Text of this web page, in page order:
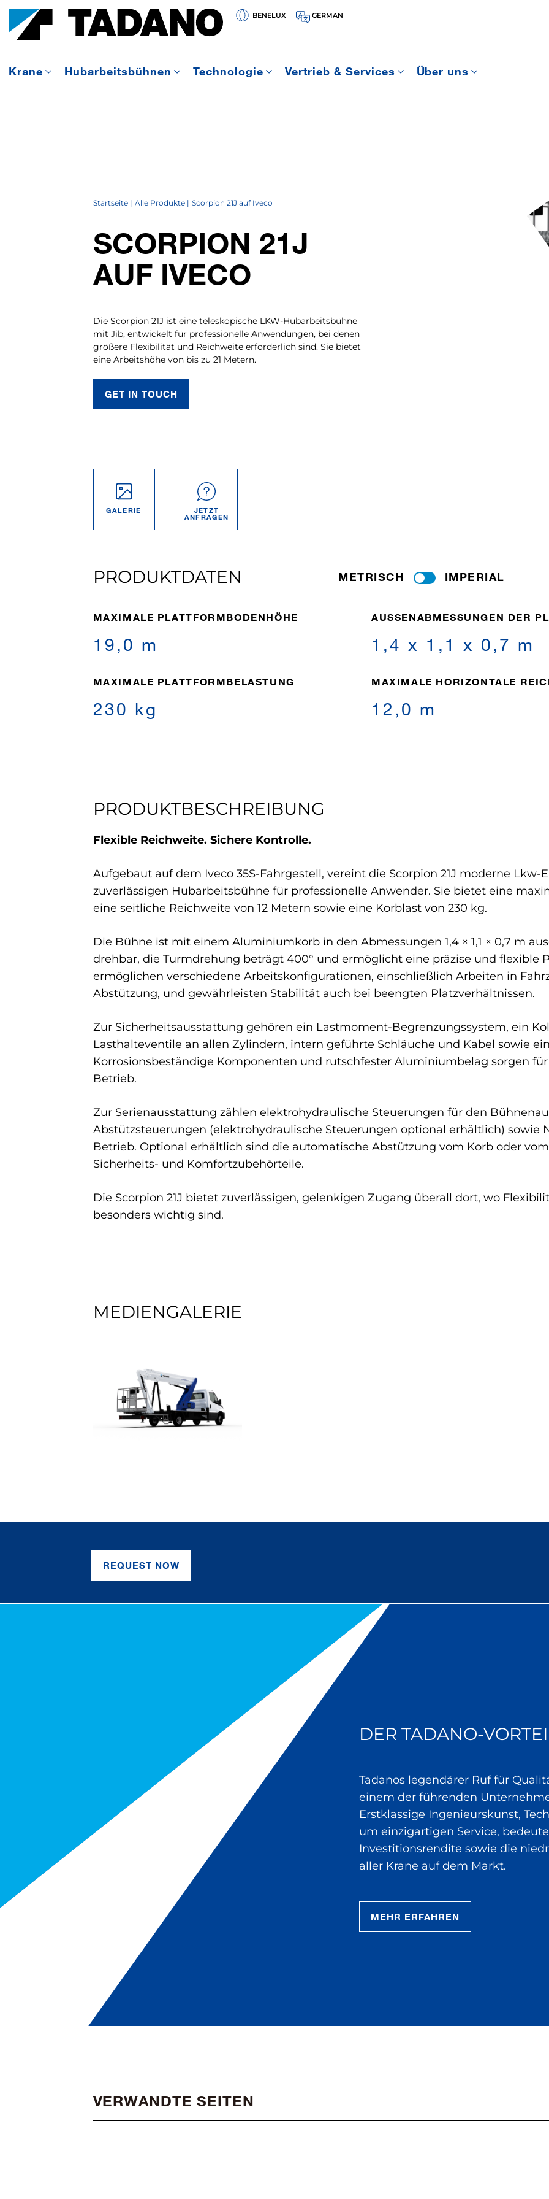
BENELUX GERMAN
Krane Hubarbeitsbühnen Technologie Vertrieb & Services Über uns
Startseite Alle Produkte Scorpion 21J auf Iveco
SCORPION 21J
AUF IVECO
Die Scorpion 21J ist eine teleskopische LKW-Hubarbeitsbühne
mit Jib, entwickelt für professionelle Anwendungen, bei denen
größere Flexibilität und Reichweite erforderlich sind. Sie bietet
eine Arbeitshöhe von bis zu 21 Metern.
GET IN TOUCH
GALERIE JETZT
ANFRAGEN
PRODUKTDATEN METRISCH IMPERIAL
MAXIMALE PLATTFORMBODENHÖHE
19,0 m
MAXIMALE PLATTFORMBELASTUNG
230 kg
AUSSENABMESSUNGEN DER
1,4 x 1,1 x 0,7 m
MAXIMALE HORIZONTALE
12,0 m
PRODUKTBESCHREIBUNG
Flexible Reichweite. Sichere Kontrolle.
Aufgebaut auf dem Iveco 35S-Fahrgestell, vereint die Scorpion 21J moderne
zuverlässigen Hubarbeitsbühne für professionelle Anwender. Sie bietet eine
eine seitliche Reichweite von 12 Metern sowie eine Korblast von 230 kg.
Die Bühne ist mit einem Aluminiumkorb in den Abmessungen 1,4 × 1,1 × 0,7 m
drehbar, die Turmdrehung beträgt 400° und ermöglicht eine präzise und flexible
ermöglichen verschiedene Arbeitskonfigurationen, einschließlich Arbeiten in
Abstützung, und gewährleisten Stabilität auch bei beengten Platzverhältnissen.
Zur Sicherheitsausstattung gehören ein Lastmoment-Begrenzungssystem, ein
Lasthalteventile an allen Zylindern, intern geführte Schläuche und Kabel sowie
Korrosionsbeständige Komponenten und rutschfester Aluminiumbelag sorgen
Betrieb.
Zur Serienausstattung zählen elektrohydraulische Steuerungen für den
Abstützsteuerungen (elektrohydraulische Steuerungen optional erhältlich) sowie
Betrieb. Optional erhältlich sind die automatische Abstützung vom Korb oder
Sicherheits- und Komfortzubehörteile.
Die Scorpion 21J bietet zuverlässigen, gelenkigen Zugang überall dort, wo
besonders wichtig sind.
MEDIENGALERIE
REQUEST NOW
DER TADANO-
Tadanos legendärer Ruf für
einem der führenden
Erstklassige Ingenieurskunst,
um einzigartigen Service,
Investitionsrendite sowie die
aller Krane auf dem Markt.
MEHR ERFAHREN
VERWANDTE SEITEN